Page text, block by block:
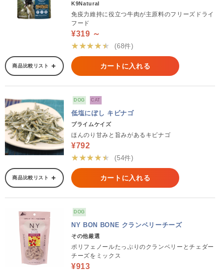
K9Natural
免疫力維持に役立つ牛肉が主原料のフリーズドライ
フード
¥319 ～
★★★★★
(68件)
商品比較リスト カートに入れる
DOG CAT
低塩にぼし キビナゴ
プライムケイズ
ほんのり甘みと旨みがあるキビナゴ
¥792
★★★★★
(54件)
商品比較リスト カートに入れる
DOG
NY BON BONE クランベリーチーズ
その他厳選
ポリフェノールたっぷりのクランベリーとチェダー
チーズをミックス
¥913